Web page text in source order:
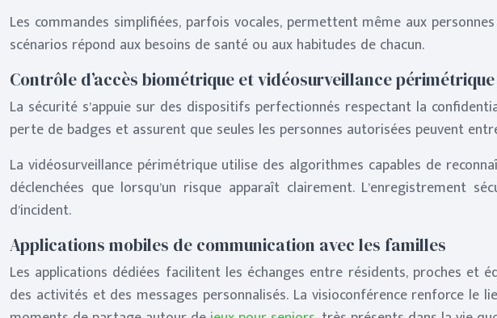
Les commandes simplifiées, parfois vocales, permettent même aux
scénarios répond aux besoins de santé ou aux habitudes de chacun.
Contrôle d’accès biométrique et vidéosurveillance périmétrique
La sécurité s’appuie sur des dispositifs perfectionnés respectant la
perte de badges et assurent que seules les personnes autorisées peuvent
La vidéosurveillance périmétrique utilise des algorithmes capables de
déclenchées que lorsqu’un risque apparaît clairement. L’enregistrement
d’incident.
Applications mobiles de communication avec les familles
Les applications dédiées facilitent les échanges entre résidents, proches
des activités et des messages personnalisés. La visioconférence renforce le